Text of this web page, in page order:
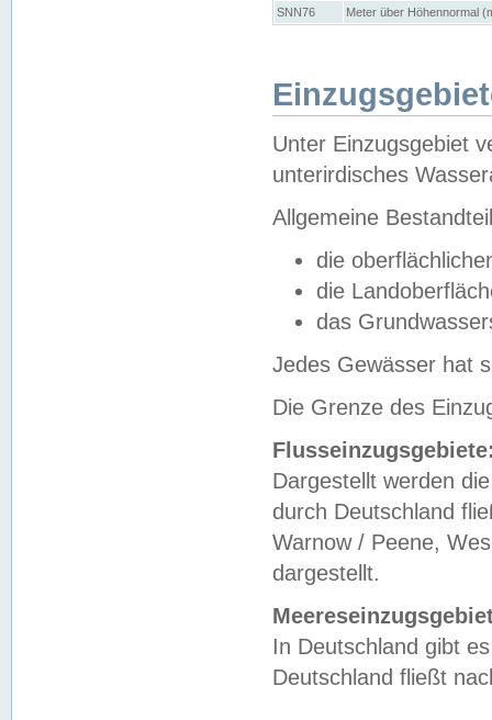
SNN76
Meter über Höhennormal
Unter Einzugsgebiet
unterirdisches
Allgemeine
die
die
das
Jedes Gewässer hat
Die Grenze des
Dargestellt werden
durch Deutschland
Warnow / Peene,
dargestellt.
In Deutschland gibt
Deutschland fließt